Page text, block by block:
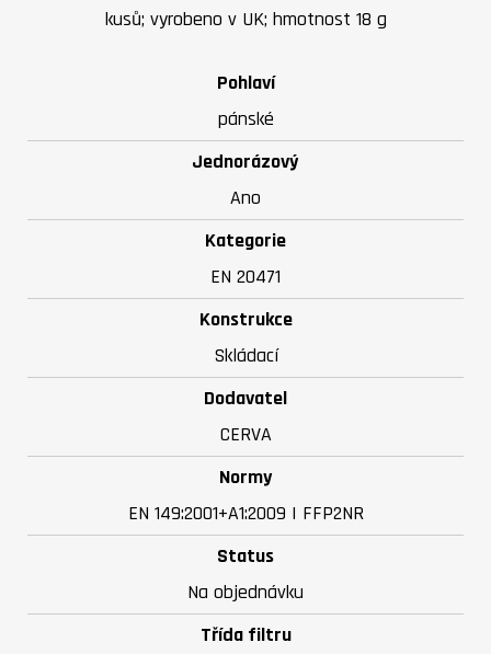
kusů; vyrobeno v UK; hmotnost 18 g
Pohlaví
pánské
Jednorázový
Ano
Kategorie
EN 20471
Konstrukce
Skládací
Dodavatel
CERVA
Normy
EN 149:2001+A1:2009 | FFP2NR
Status
Na objednávku
Třída filtru